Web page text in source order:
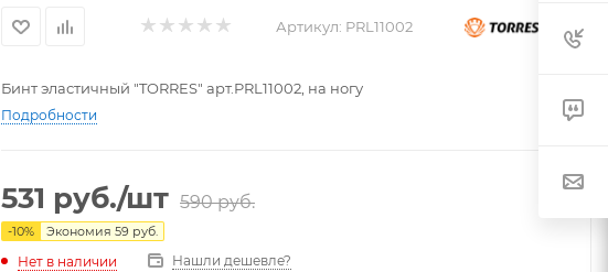
Артикул: PRL11002
Бинт эластичный "TORRES" арт.PRL11002, на ногу
Подробности
531 руб./шт 590руб.
-10% Экономия 59 руб.
Нет в наличии Нашли дешевле?